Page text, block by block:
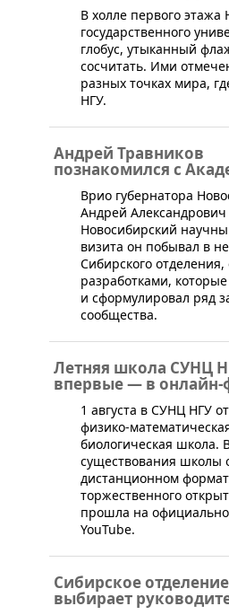
​В холле первого этажа
государственного
глобус, утыканный
сосчитать. Ими
разных точках мира,
НГУ.
Андрей Травников
познакомился с
Врио губернатора
Андрей
Новосибирский
визита он побывал в
Сибирского
разработками,
и сформулировал ряд
сообщества.
Летняя школа СУНЦ
впервые — в онлайн-
​1 августа в СУНЦ НГУ
физико-
биологическая школа.
существования школы
дистанционном
торжественного
прошла на
YouTube.
Сибирское
выбирает